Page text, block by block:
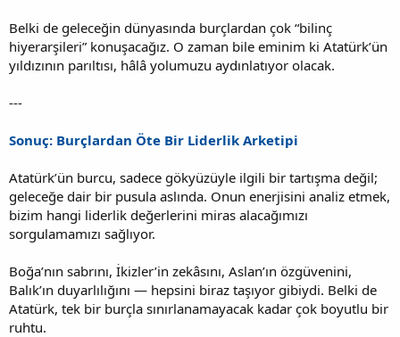
Belki de geleceğin dünyasında burçlardan çok “bilinç
hiyerarşileri” konuşacağız. O zaman bile eminim ki Atatürk’ün
yıldızının parıltısı, hâlâ yolumuzu aydınlatıyor olacak.
---
Sonuç: Burçlardan Öte Bir Liderlik Arketipi
Atatürk’ün burcu, sadece gökyüzüyle ilgili bir tartışma değil;
geleceğe dair bir pusula aslında. Onun enerjisini analiz etmek,
bizim hangi liderlik değerlerini miras alacağımızı
sorgulamamızı sağlıyor.
Boğa’nın sabrını, İkizler’in zekâsını, Aslan’ın özgüvenini,
Balık’ın duyarlılığını — hepsini biraz taşıyor gibiydi. Belki de
Atatürk, tek bir burçla sınırlanamayacak kadar çok boyutlu bir
ruhtu.